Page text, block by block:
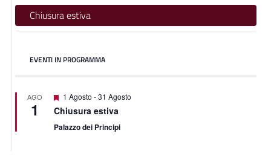
Chiusura estiva
EVENTI IN PROGRAMMA
AGO
1
Featured
1 Agosto -31 Agosto
Chiusura estiva
Palazzo dei Principi